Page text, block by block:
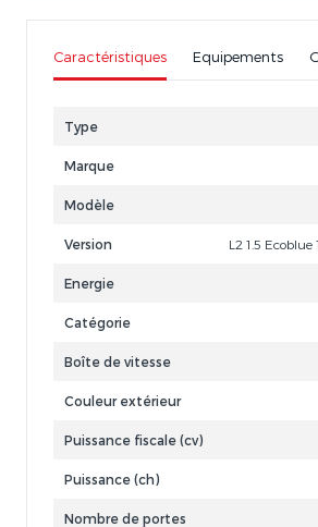
Caractéristiques Equipements
Type
Marque
Modèle
Version L2 1.5
Energie
Catégorie
Boîte de vitesse
Couleur extérieur
Puissance fiscale (cv)
Puissance (ch)
Nombre de portes